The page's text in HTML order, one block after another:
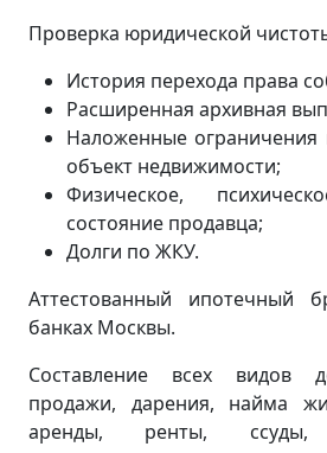
Проверка юридической
История перехода права
Расширенная архивная
Наложенные
объект недвижимости;
Физическое,
состояние продавца;
Долги по ЖКУ.
Аттестованный ипотечный
банках Москвы.
Составление всех видов
продажи, дарения, найма
аренды, ренты, ссуды,